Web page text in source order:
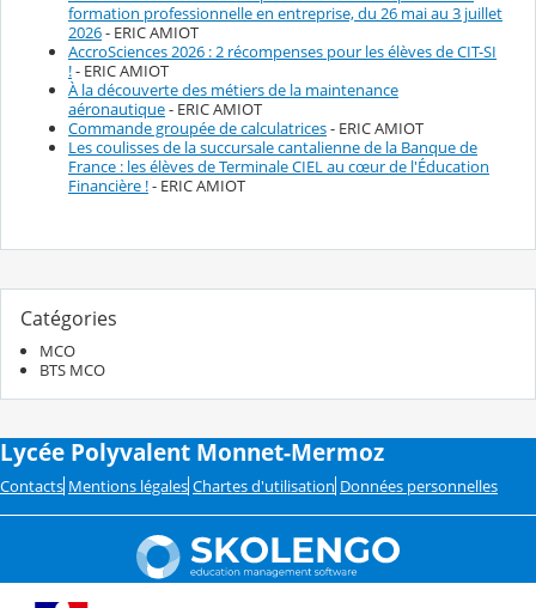
formation professionnelle en entreprise, du 26 mai au 3 juillet
2026- ERIC AMIOT
AccroSciences 2026 : 2 récompenses pour les élèves de CIT-SI
!- ERIC AMIOT
À la découverte des métiers de la maintenance
aéronautique- ERIC AMIOT
Commande groupée de calculatrices- ERIC AMIOT
Les coulisses de la succursale cantalienne de la Banque de
France : les élèves de Terminale CIEL au cœur de l'Éducation
Financière !- ERIC AMIOT
Catégories
MCO
BTS MCO
Lycée Polyvalent Monnet-Mermoz
Contacts Mentions légales Chartes d'utilisation Données personnelles